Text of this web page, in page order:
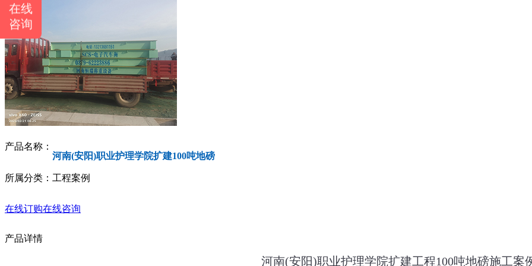
产品名称：
河南(安阳)职业护理学院扩建100吨地磅
所属分类：工程案例
在线订购在线咨询
产品详情
河南(安阳)职业护理学院扩建工程100吨地磅施工案
在线
咨询